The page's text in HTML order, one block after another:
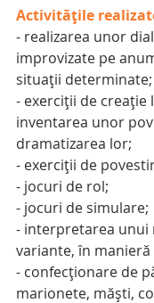
Activitățile
- realizarea unor
improvizate pe
situaţii determinate;
- exerciţii de creaţie
inventarea unor
dramatizarea lor;
- exerciţii de
- jocuri de rol;
- jocuri de simulare;
- interpretarea unui
variante, în
- confecţionare de
marionete, măşti,